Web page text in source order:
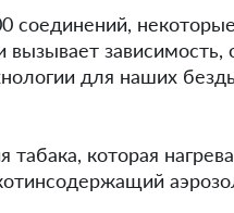
для наших
которая